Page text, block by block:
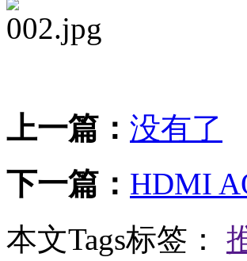
上一篇： 没有了
下一篇： HDMI
本文Tags标签：